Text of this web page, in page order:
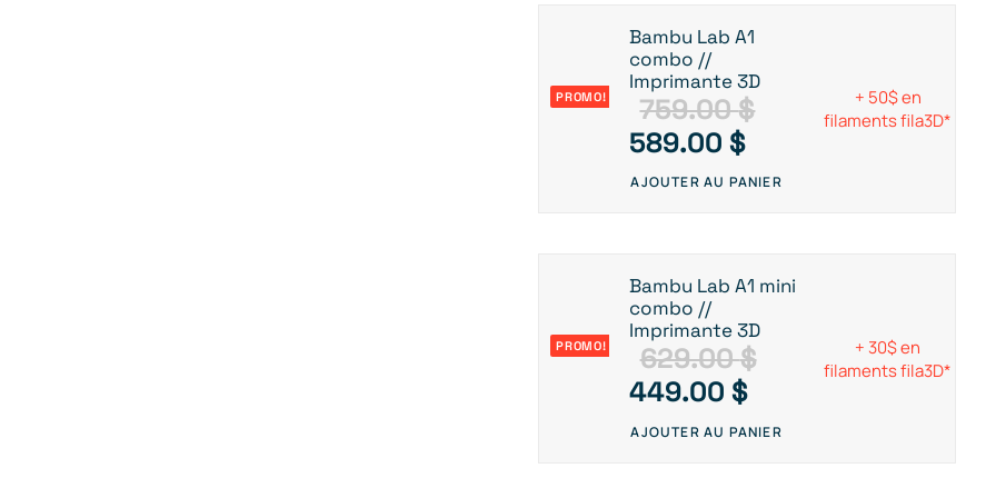
PROMO!
Bambu Lab A1
combo //
Imprimante 3D
759.00$
L
e
i
x
i
n
i
t
589.00$L
e
i
a
c
t
u
AJOUTER AU PANIER
+ 50$ en
filaments fila3D*
PROMO!
Bambu Lab A1 mini
combo //
Imprimante 3D
629.00$
L
e
449.00$L
e
AJOUTER AU PANIER
+ 30$ en
filaments fila3D*